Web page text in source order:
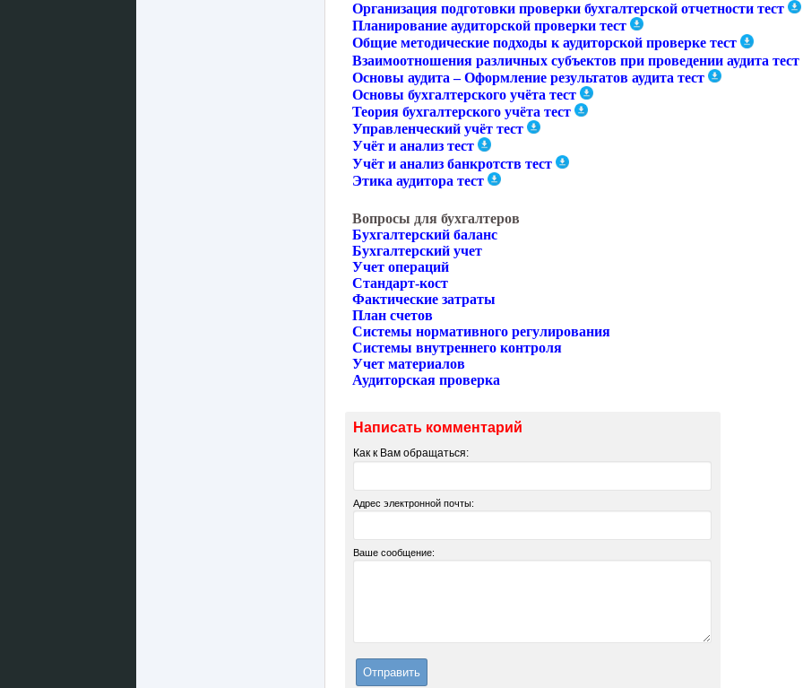
Организация подготовки проверки бухгалтерской отчетности тест
Планирование аудиторской проверки тест
Общие методические подходы к аудиторской проверке тест
Взаимоотношения различных субъектов при проведении аудита тест
Основы аудита – Оформление результатов аудита тест
Основы бухгалтерского учёта тест
Теория бухгалтерского учёта тест
Управленческий учёт тест
Учёт и анализ тест
Учёт и анализ банкротств тест
Этика аудитора тест
Вопросы для бухгалтеров
Бухгалтерский баланс
Бухгалтерский учет
Учет операций
Стандарт-кост
Фактические затраты
План счетов
Cистемы нормативного регулирования
Cистемы внутреннего контроля
Учет материалов
Аудиторская проверка
Написать комментарий
Как к Вам обращаться:
Адрес электронной почты:
Ваше сообщение: